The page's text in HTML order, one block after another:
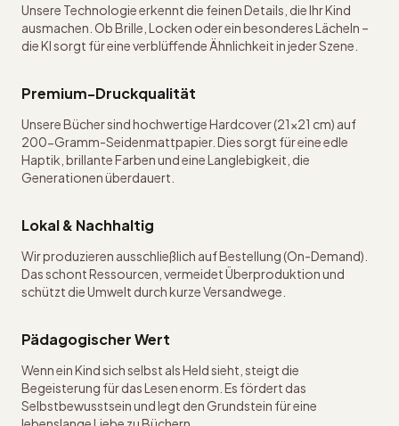
Unsere Technologie erkennt die feinen Details, die Ihr Kind
ausmachen. Ob Brille, Locken oder ein besonderes Lächeln –
die KI sorgt für eine verblüffende Ähnlichkeit in jeder Szene.
Premium-Druckqualität
Unsere Bücher sind hochwertige Hardcover (21x21 cm) auf
200-Gramm-Seidenmattpapier. Dies sorgt für eine edle
Haptik, brillante Farben und eine Langlebigkeit, die
Generationen überdauert.
Lokal & Nachhaltig
Wir produzieren ausschließlich auf Bestellung (On-Demand).
Das schont Ressourcen, vermeidet Überproduktion und
schützt die Umwelt durch kurze Versandwege.
Pädagogischer Wert
Wenn ein Kind sich selbst als Held sieht, steigt die
Begeisterung für das Lesen enorm. Es fördert das
Selbstbewusstsein und legt den Grundstein für eine